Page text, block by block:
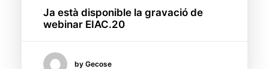
Ja està disponible la gravació de
webinar EIAC.20
by Gecose